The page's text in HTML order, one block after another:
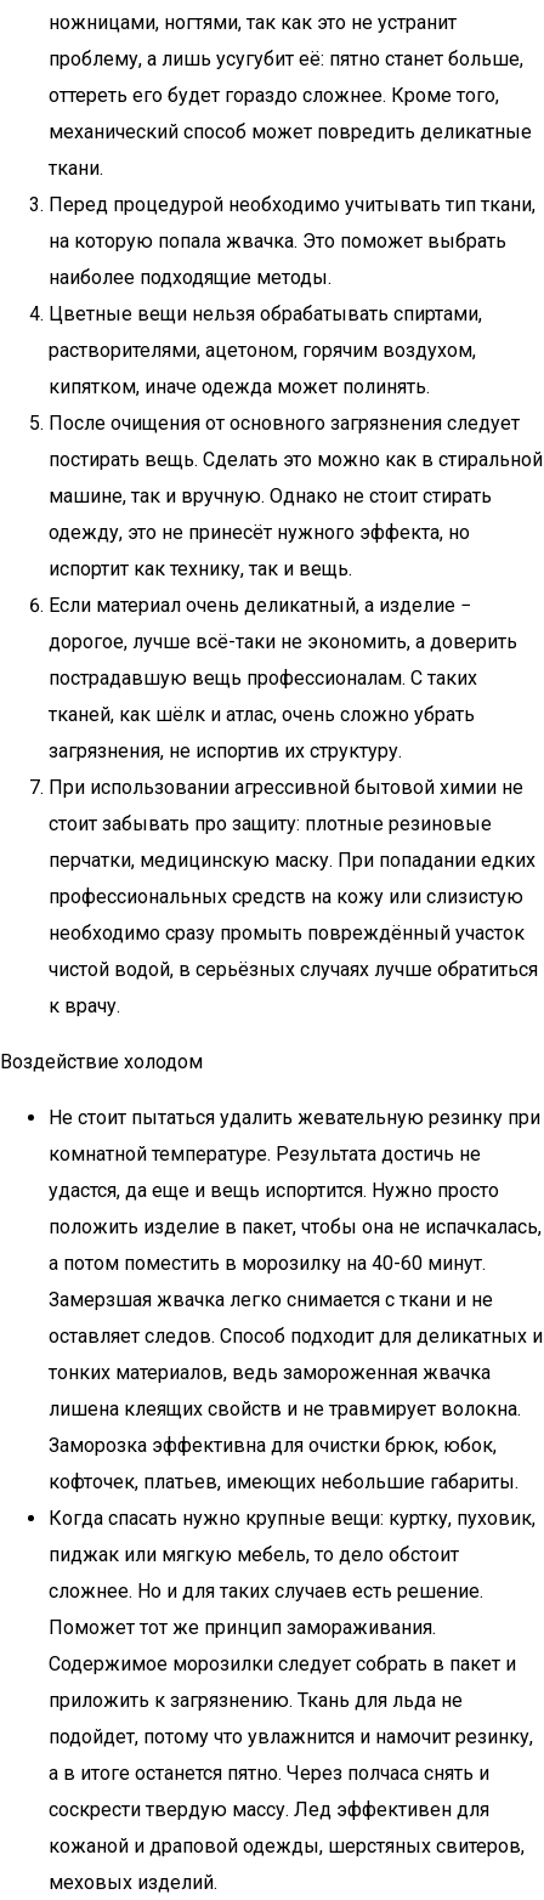
ножницами, ногтями, так как это не устранит
проблему, а лишь усугубит её: пятно станет больше,
оттереть его будет гораздо сложнее. Кроме того,
механический способ может повредить деликатные
ткани.
Перед процедурой необходимо учитывать тип ткани,
на которую попала жвачка. Это поможет выбрать
наиболее подходящие методы.
Цветные вещи нельзя обрабатывать спиртами,
растворителями, ацетоном, горячим воздухом,
кипятком, иначе одежда может полинять.
После очищения от основного загрязнения следует
постирать вещь. Сделать это можно как в стиральной
машине, так и вручную. Однако не стоит стирать
одежду, это не принесёт нужного эффекта, но
испортит как технику, так и вещь.
Если материал очень деликатный, а изделие −
дорогое, лучше всё-таки не экономить, а доверить
пострадавшую вещь профессионалам. С таких
тканей, как шёлк и атлас, очень сложно убрать
загрязнения, не испортив их структуру.
При использовании агрессивной бытовой химии не
стоит забывать про защиту: плотные резиновые
перчатки, медицинскую маску. При попадании едких
профессиональных средств на кожу или слизистую
необходимо сразу промыть повреждённый участок
чистой водой, в серьёзных случаях лучше обратиться
к врачу.
Воздействие холодом
Не стоит пытаться удалить жевательную резинку при
комнатной температуре. Результата достичь не
удастся, да еще и вещь испортится. Нужно просто
положить изделие в пакет, чтобы она не испачкалась,
а потом поместить в морозилку на 40-60 минут.
Замерзшая жвачка легко снимается с ткани и не
оставляет следов. Способ подходит для деликатных и
тонких материалов, ведь замороженная жвачка
лишена клеящих свойств и не травмирует волокна.
Заморозка эффективна для очистки брюк, юбок,
кофточек, платьев, имеющих небольшие габариты.
Когда спасать нужно крупные вещи: куртку, пуховик,
пиджак или мягкую мебель, то дело обстоит
сложнее. Но и для таких случаев есть решение.
Поможет тот же принцип замораживания.
Содержимое морозилки следует собрать в пакет и
приложить к загрязнению. Ткань для льда не
подойдет, потому что увлажнится и намочит резинку,
а в итоге останется пятно. Через полчаса снять и
соскрести твердую массу. Лед эффективен для
кожаной и драповой одежды, шерстяных свитеров,
меховых изделий.